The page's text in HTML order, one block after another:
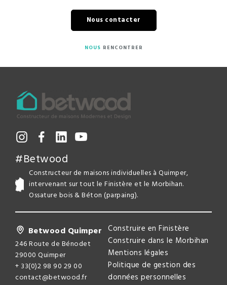
Nous contacter
NOUS RENCONTRER
#Betwood
Constructeur de maisons individuelles à Quimper,
intervenant sur tout le Finistère et le Morbihan.
Ossature bois & Béton (parpaing).
Betwood Quimper
246 Route de Bénodet
29000 Quimper
+ 33(0)2 98 90 29 00
contact@betwood.fr
Construire en Finistère
Construire dans le Morbihan
Mentions légales
Politique de gestion des
données personnelles